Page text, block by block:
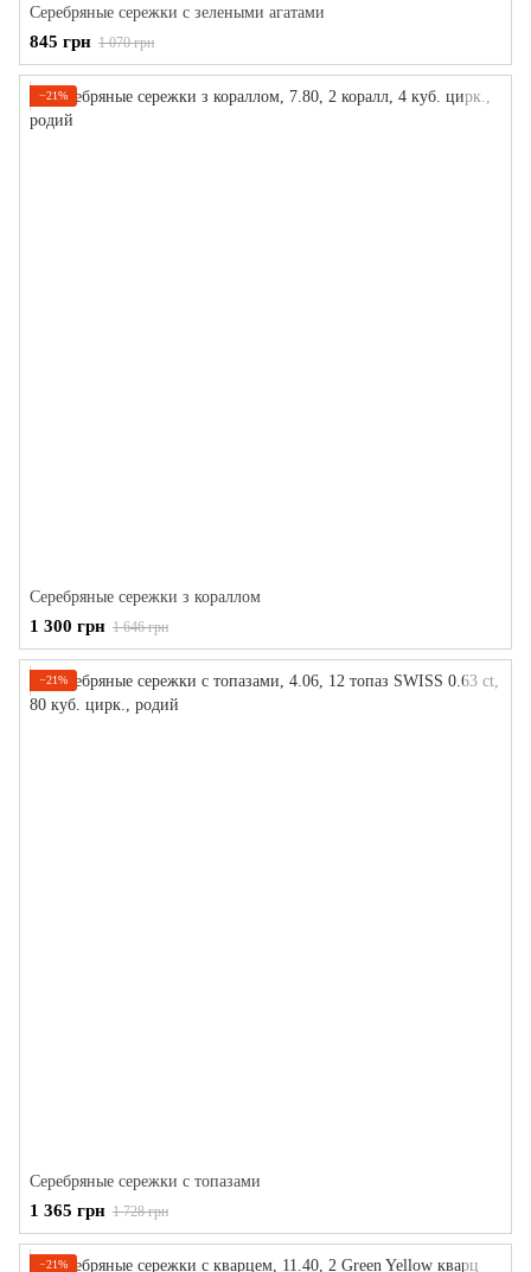
Серебряные сережки с зелеными агатами
845 грн 1 070 грн
−21%
Серебряные сережки з кораллом
1 300 грн 1 646 грн
−21%
Серебряные сережки с топазами
1 365 грн 1 728 грн
−21%